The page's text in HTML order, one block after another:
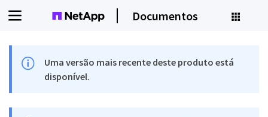
Documentos
Uma versão mais recente deste produto está
disponível.